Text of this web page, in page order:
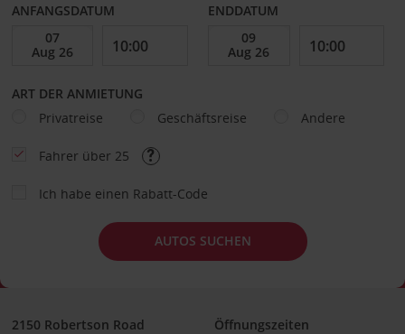
ANFANGSDATUM ENDDATUM
ART DER ANMIETUNG
Privatreise
Geschäftsreise Andere
Fahrer über 25
Ich habe einen Rabatt-Code
AUTOS SUCHEN
2150 Robertson Road
Öffnungszeiten